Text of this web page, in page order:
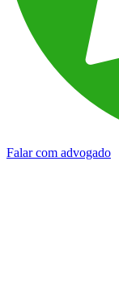
Falar com advogado